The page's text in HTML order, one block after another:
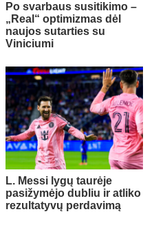
Po svarbaus susitikimo –
„Real“ optimizmas dėl
naujos sutarties su
Viniciumi
L. Messi lygų taurėje
pasižymėjo dubliu ir atliko
rezultatyvų perdavimą